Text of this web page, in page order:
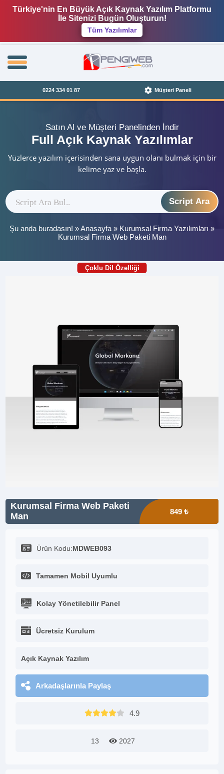
Türkiye'nin En Büyük Açık Kaynak Yazılım Platformu
İle Sitenizi Bugün Oluşturun!
Tüm Yazılımlar
0224 334 01 87 Müşteri Paneli
Satın Al ve Müşteri Panelinden İndir
Full Açık Kaynak Yazılımlar
Yüzlerce yazılım içerisinden sana uygun olanı bulmak için bir
kelime yaz ve başla.
Script Ara
Şu anda buradasın! »Anasayfa » Kurumsal Firma Yazılımları »
Kurumsal Firma Web Paketi Man
Çoklu Dil Özelliği
Kurumsal Firma Web Paketi
Man
849 ₺
Ürün Kodu:MDWEB093
Tamamen Mobil Uyumlu
Kolay Yönetilebilir Panel
Ücretsiz Kurulum
Açık Kaynak Yazılım
Arkadaşlarınla Paylaş
4.9
13 2027